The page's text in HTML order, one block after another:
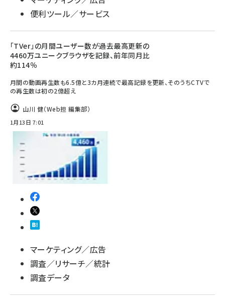
便利ツール／サービス
「TVer」の月間ユーザー数が過去最高更新の
4460万ユニークブラウザを記録、前年同月比
約114％
月間の動画再生数も6.5億と3カ月連続で最高記録を更新、そのうちCTVで
の再生数は初の2億超え
山川 健（Web担 編集部）
1月13日 7:01
マーケティング／広告
調査／リサーチ／統計
調査データ